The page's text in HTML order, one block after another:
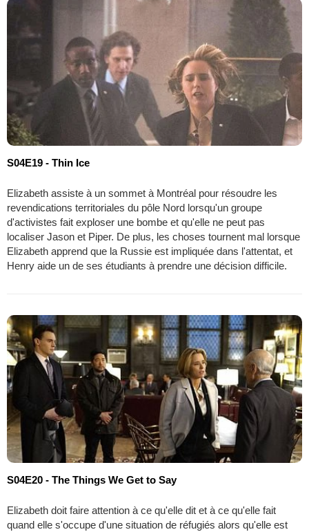
S04E19 - Thin Ice
Elizabeth assiste à un sommet à Montréal pour résoudre les
revendications territoriales du pôle Nord lorsqu'un groupe
d'activistes fait exploser une bombe et qu'elle ne peut pas
localiser Jason et Piper. De plus, les choses tournent mal lorsque
Elizabeth apprend que la Russie est impliquée dans l'attentat, et
Henry aide un de ses étudiants à prendre une décision difficile.
S04E20 - The Things We Get to Say
Elizabeth doit faire attention à ce qu'elle dit et à ce qu'elle fait
quand elle s'occupe d'une situation de réfugiés alors qu'elle est